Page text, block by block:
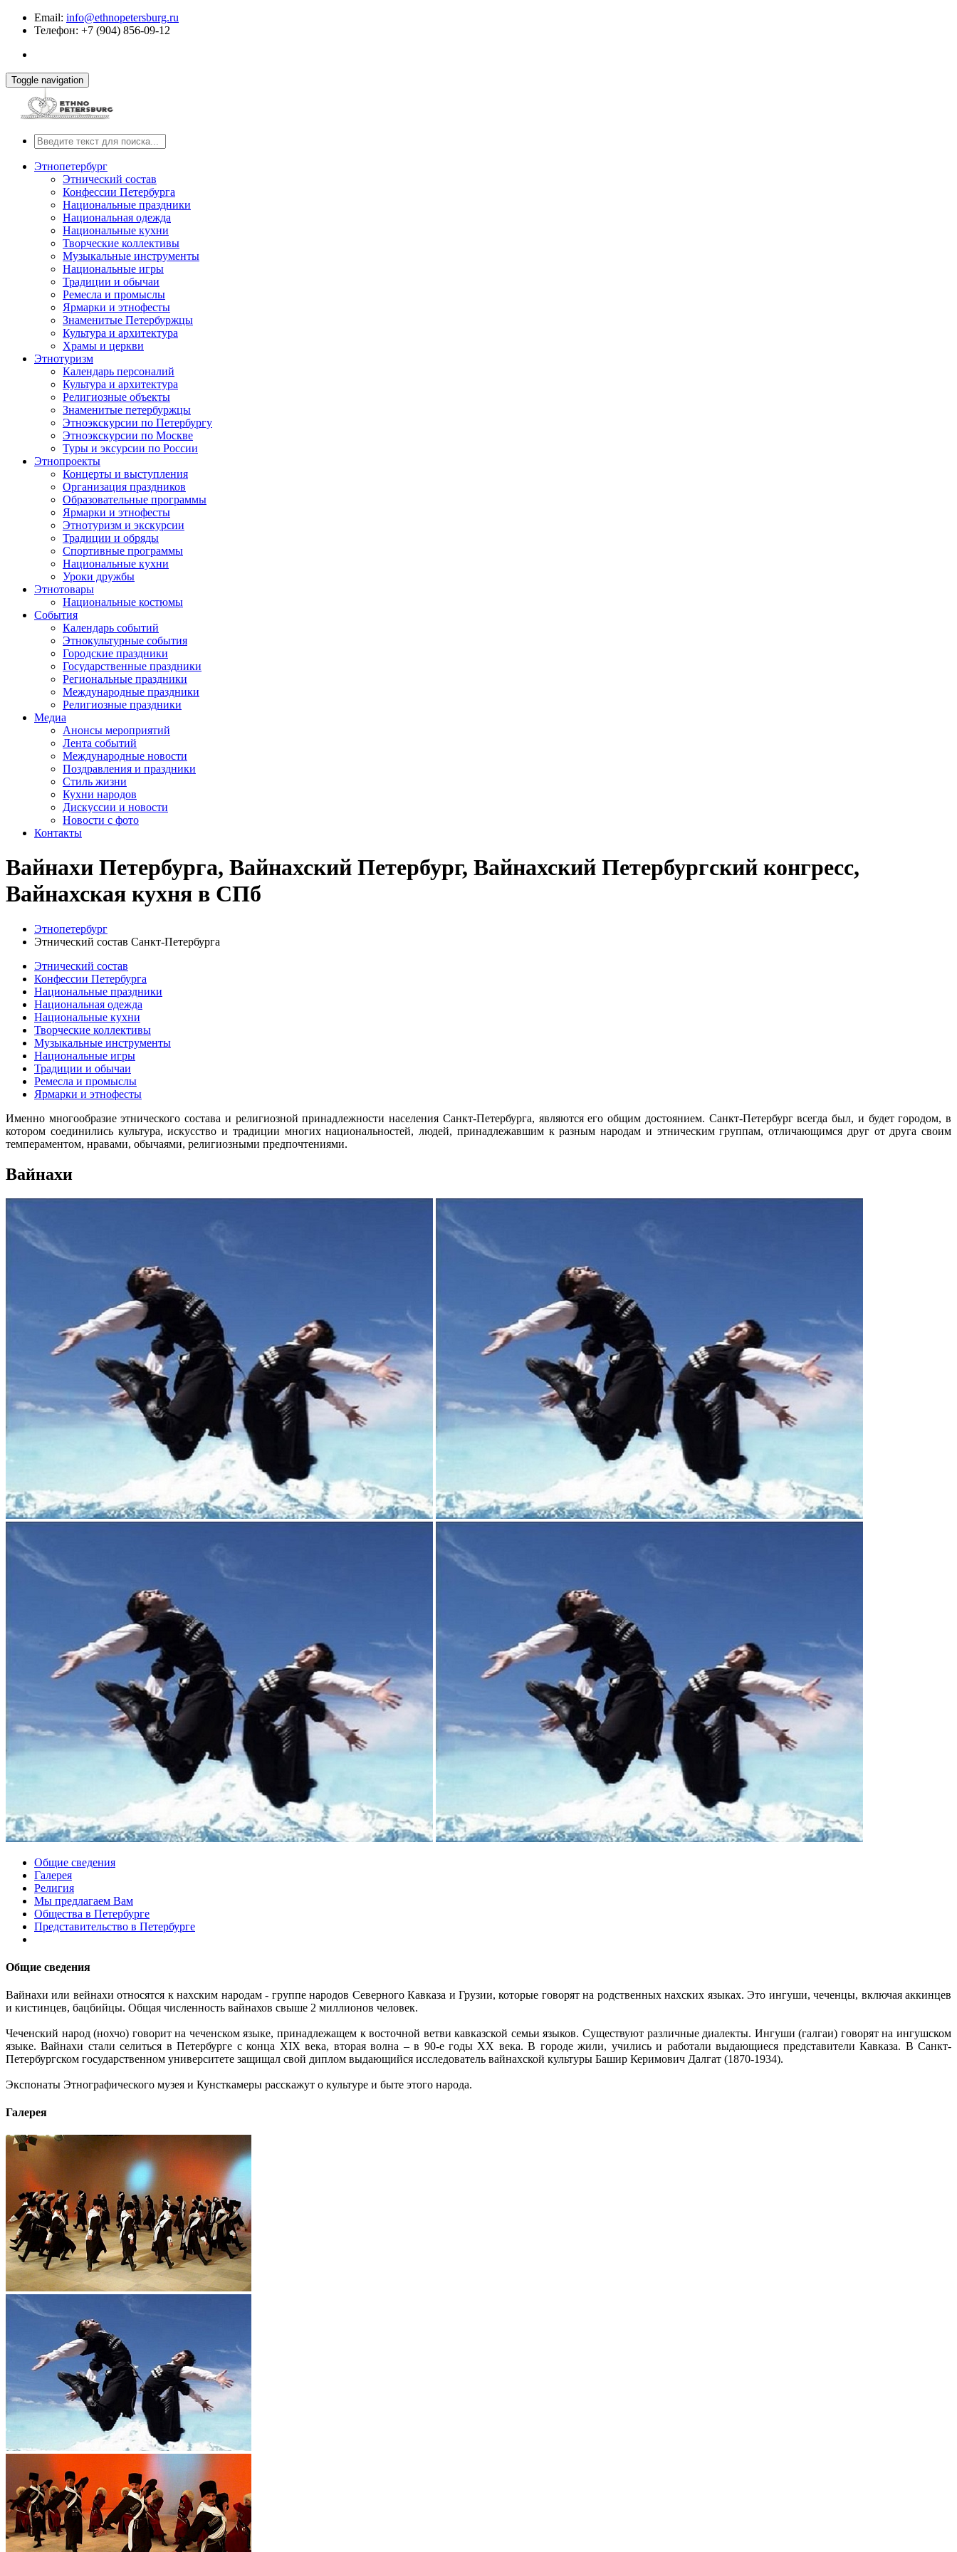
Email: info@ethnopetersburg.ru
Телефон: +7 (904) 856-09-12
Toggle navigation
Этнопетербург
Этнический состав
Конфессии Петербурга
Национальные праздники
Национальная одежда
Национальные кухни
Творческие коллективы
Музыкальные инструменты
Национальные игры
Традиции и обычаи
Ремесла и промыслы
Ярмарки и этнофесты
Знаменитые Петербуржцы
Культура и архитектура
Храмы и церкви
Этнотуризм
Календарь персоналий
Культура и архитектура
Религиозные объекты
Знаменитые петербуржцы
Этноэкскурсии по Петербургу
Этноэкскурсии по Москве
Туры и эксурсии по России
Этнопроекты
Концерты и выступления
Организация праздников
Образовательные программы
Ярмарки и этнофесты
Этнотуризм и экскурсии
Традиции и обряды
Спортивные программы
Национальные кухни
Уроки дружбы
Этнотовары
Национальные костюмы
События
Календарь событий
Этнокультурные события
Городские праздники
Государственные праздники
Региональные праздники
Международные праздники
Религиозные праздники
Медиа
Анонсы мероприятий
Лента событий
Международные новости
Поздравления и праздники
Cтиль жизни
Кухни народов
Дискуссии и новости
Новости с фото
Контакты
Вайнахи Петербурга, Вайнахский Петербург, Вайнахский Петербургский конгресс,
Вайнахская кухня в СПб
Этнопетербург
Этнический состав Санкт-Петербурга
Этнический состав
Конфессии Петербурга
Национальные праздники
Национальная одежда
Национальные кухни
Творческие коллективы
Музыкальные инструменты
Национальные игры
Традиции и обычаи
Ремесла и промыслы
Ярмарки и этнофесты
Именно многообразие этнического состава и религиозной принадлежности населения Санкт-Петербурга, являются его общим достоянием. Санкт-Петербург всегда был, и будет городом, в
котором соединились культура, искусство и традиции многих национальностей, людей, принадлежавшим к разным народам и этническим группам, отличающимся друг от друга своим
темпераментом, нравами, обычаями, религиозными предпочтениями.
Вайнахи
Общие сведения
Галерея
Религия
Мы предлагаем Вам
Общества в Петербурге
Представительство в Петербурге
Общие сведения
Вайнахи или вейнахи относятся к нахским народам - группе народов Северного Кавказа и Грузии, которые говорят на родственных нахских языках. Это ингуши, чеченцы, включая аккинцев
и кистинцев, бацбийцы. Общая численность вайнахов свыше 2 миллионов человек.
Чеченский народ (нохчо) говорит на чеченском языке, принадлежащем к восточной ветви кавказской семьи языков. Существуют различные диалекты. Ингуши (галгаи) говорят на ингушском
языке. Вайнахи стали селиться в Петербурге с конца XIX века, вторая волна – в 90-е годы XX века. В городе жили, учились и работали выдающиеся представители Кавказа. В Санкт-
Петербургском государственном университете защищал свой диплом выдающийся исследователь вайнахской культуры Башир Керимович Далгат (1870-1934).
Экспонаты Этнографического музея и Кунсткамеры расскажут о культуре и быте этого народа.
Галерея